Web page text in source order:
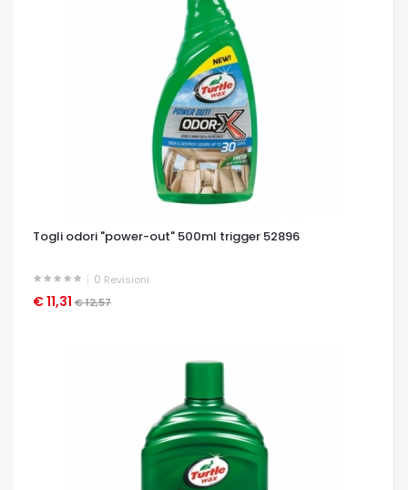
Togli odori "power-out" 500ml trigger 52896
0 Revisioni
€ 11,31 € 12,57
OCCHIATA VELOCE